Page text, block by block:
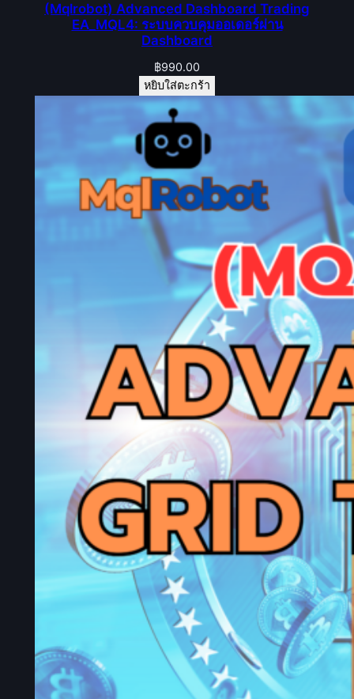
(Mqlrobot) Advanced Dashboard Trading
EA_MQL4: ระบบควบคุมออเดอร์ผ่าน
Dashboard
฿990.00
หยิบใส่ตะกร้า